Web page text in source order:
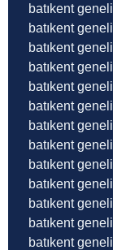
batıkent
batıkent
batıkent
batıkent
batıkent
batıkent
batıkent
batıkent
batıkent
batıkent
batıkent
batıkent
batıkent